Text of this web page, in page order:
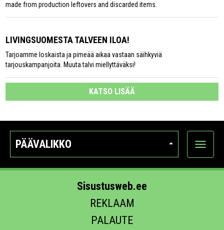
made from production leftovers and discarded items.
LIVINGSUOMESTA TALVEEN ILOA!
Tarjoamme loskaista ja pimeää aikaa vastaan säihkyviä
tarjouskampanjoita. Muuta talvi miellyttäväksi!
KATSO LISÄÄ
PÄÄVALIKKO
Näytä
Sisustusweb.ee
REKLAAM
PALAUTE